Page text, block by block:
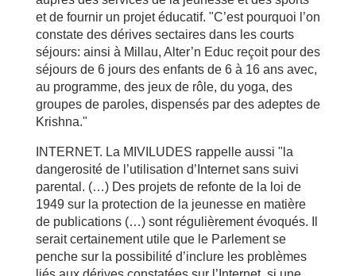
et de fournir un projet éducatif. "C’est pourquoi l’on
constate des dérives sectaires dans les courts
séjours: ainsi à Millau, Alter’n Educ reçoit pour des
séjours de 6 jours des enfants de 6 à 16 ans avec,
au programme, des jeux de rôle, du yoga, des
groupes de paroles, dispensés par des adeptes de
Krishna."
INTERNET. La MIVILUDES rappelle aussi "la
dangerosité de l’utilisation d’Internet sans suivi
parental. (…) Des projets de refonte de la loi de
1949 sur la protection de la jeunesse en matière
de publications (…) sont régulièrement évoqués. Il
serait certainement utile que le Parlement se
penche sur la possibilité d’inclure les problèmes